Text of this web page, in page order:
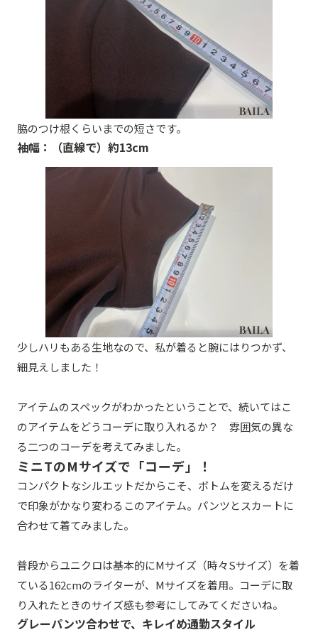
脇のつけ根くらいまでの短さです。
袖幅：（直線で）約13cm
少しハリもある生地なので、私が着ると腕にはりつかず、
細見えしました！
アイテムのスペックがわかったということで、続いてはこ
のアイテムをどうコーデに取り入れるか？ 雰囲気の異な
る二つのコーデを考えてみました。
ミニTのMサイズで「コーデ」！
コンパクトなシルエットだからこそ、ボトムを変えるだけ
で印象がかなり変わるこのアイテム。パンツとスカートに
合わせて着てみました。
普段からユニクロは基本的にMサイズ（時々Sサイズ）を着
ている162cmのライターが、Mサイズを着用。コーデに取
り入れたときのサイズ感も参考にしてみてくださいね。
グレーパンツ合わせで、キレイめ通勤スタイル